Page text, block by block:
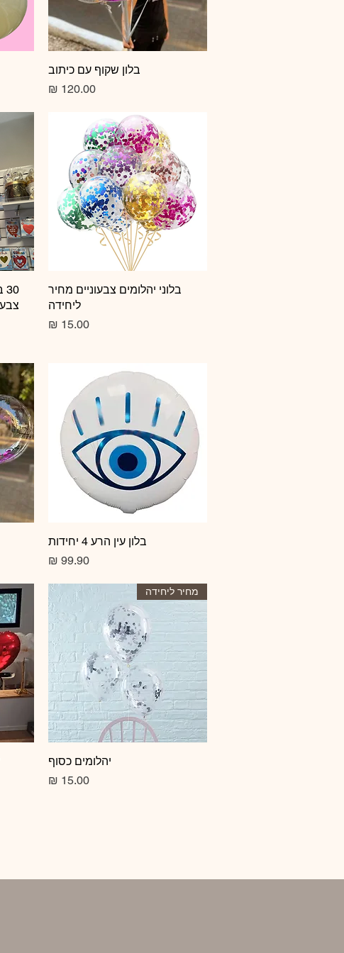
תצוגה מהירה
בלון שקוף עם כיתוב
מחיר‏120.00 ‏₪
תצוגה מהירה
בלוני יהלומים צבעוניים מחיר
ליחידה
מחיר‏15.00 ‏₪
תצוגה מהירה
בלון עין הרע 4 יחידות
מחיר‏99.90 ‏₪
תצוגה מהירה
מחיר ליחידה
יהלומים כסוף
מחיר‏15.00 ‏₪